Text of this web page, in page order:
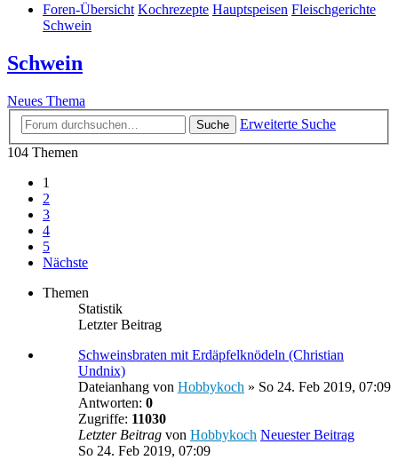
Foren-Übersicht Kochrezepte Hauptspeisen Fleischgerichte
Schwein
Schwein
Neues Thema
Suche
Erweiterte Suche
104 Themen
1
2
3
4
5
Nächste
Themen
Statistik
Letzter Beitrag
Schweinsbraten mit Erdäpfelknödeln (Christian
Undnix)
Dateianhang von Hobbykoch » So 24. Feb 2019, 07:09
Antworten: 0
Zugriffe: 11030
Letzter Beitrag von Hobbykoch Neuester Beitrag
So 24. Feb 2019, 07:09